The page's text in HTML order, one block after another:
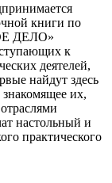
книги по
ДЕЛО»
к
деятелей,
найдут здесь
знакомящее их,
настольный и
практического